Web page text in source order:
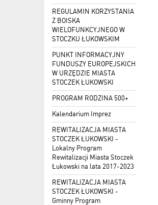
REGULAMIN KORZYSTANIA
Z BOISKA
WIELOFUNKCYJNEGO W
STOCZKU ŁUKOWSKIM
PUNKT INFORMACYJNY
FUNDUSZY EUROPEJSKICH
W URZĘDZIE MIASTA
STOCZEK ŁUKOWSKI
PROGRAM RODZINA 500+
Kalendarium Imprez
REWITALIZACJA MIASTA
STOCZEK ŁUKOWSKI -
Lokalny Program
Rewitalizacji Miasta Stoczek
Łukowski na lata 2017-2023
REWITALIZACJA MIASTA
STOCZEK ŁUKOWSKI -
Gminny Program